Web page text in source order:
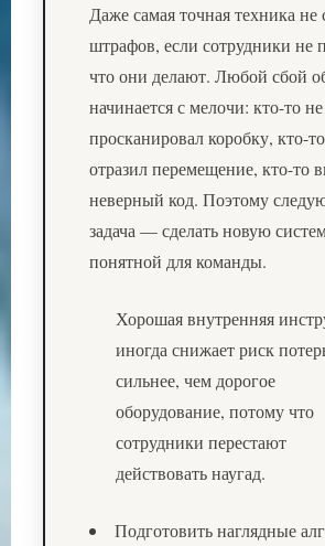
Даже самая точная техника не
штрафов, если сотрудники не
что они делают. Любой сбой
начинается с мелочи: кто-то не
просканировал коробку, кто-
отразил перемещение, кто-то
неверный код. Поэтому
задача — сделать новую
понятной для команды.
Хорошая внутренняя
иногда снижает риск
сильнее, чем дорогое
оборудование, потому что
сотрудники перестают
действовать наугад.
Подготовить наглядные